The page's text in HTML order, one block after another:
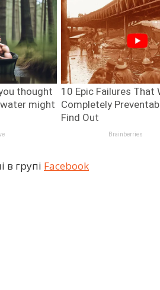
в групі Facebook